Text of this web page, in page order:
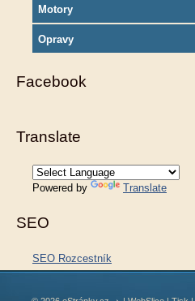
Motory
Opravy
Facebook
Translate
Powered by Translate
SEO
SEO Rozcestník